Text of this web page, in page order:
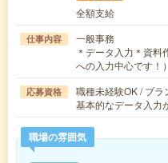
全額支給
仕事内容
一般事務
＊データ入力＊資料
への入力中心です！
応募資格
職種未経験OK / ブ
基本的なデータ入力
職場の雰囲気